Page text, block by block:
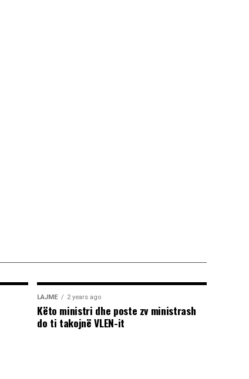
LAJME 2 years ago
Këto ministri dhe poste zv ministrash
do ti takojnë VLEN-it